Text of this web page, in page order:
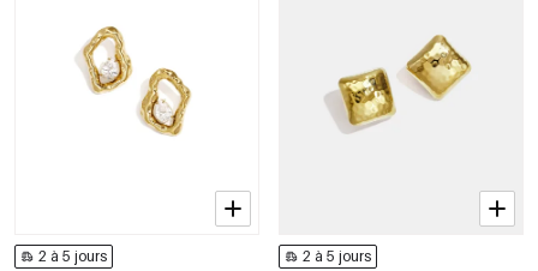
2 à 5 jours 2 à 5 jours